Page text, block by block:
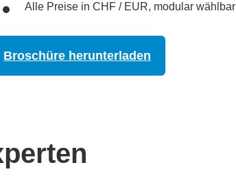
Alle Preise in CHF / EUR, modular wählbar
Broschüre herunterladen